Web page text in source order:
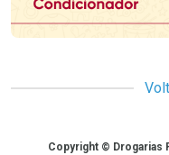
CopyrightCopyright © Drogarias